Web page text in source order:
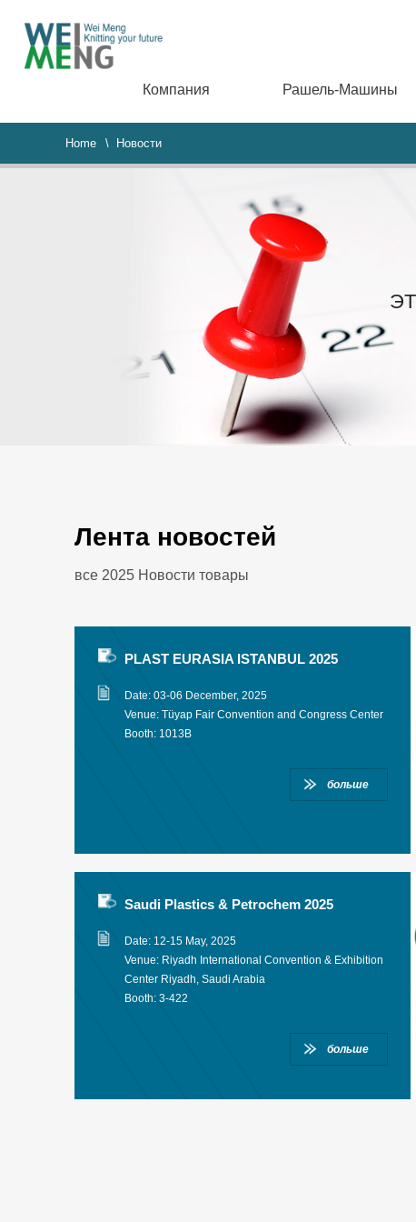
Компания Рашель-Машины
Home \ Новости
Лента новостей
все 2025 Новости товары
PLAST EURASIA ISTANBUL 2025
Date: 03-06 December, 2025
Venue: Tüyap Fair Convention and Congress Center
Booth: 1013B
больше
Saudi Plastics & Petrochem 2025
Date: 12-15 May, 2025
Venue: Riyadh International Convention & Exhibition
Center Riyadh, Saudi Arabia
Booth: 3-422
больше